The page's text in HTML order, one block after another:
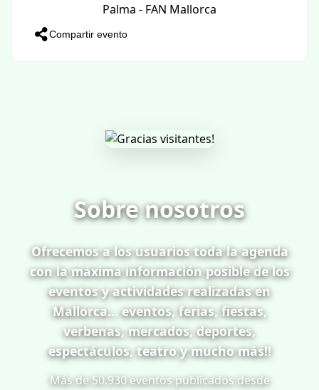
Palma - FAN Mallorca
Compartir evento
Sobre nosotros
Ofrecemos a los usuarios toda la agenda
con la máxima información posible de los
eventos y actividades realizadas en
Mallorca... eventos, ferias, fiestas,
verbenas, mercados, deportes,
espectáculos, teatro y mucho más!!
Más de 50.930 eventos publicados desde